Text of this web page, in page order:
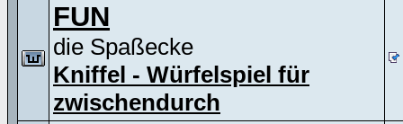
FUN
die Spaßecke
Kniffel - Würfelspiel für
zwischendurch